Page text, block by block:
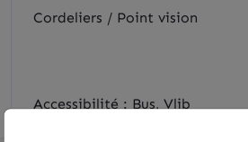
Cordeliers / Point vision
Accessibilité : Bus, Vlib